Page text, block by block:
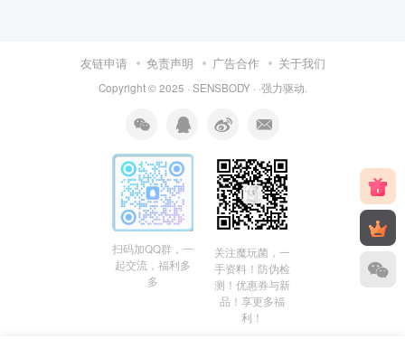
友链申请 免责声明 广告合作 关于我们
Copyright © 2025 · SENSBODY· ·强力驱动.
扫码加QQ群，一
起交流，福利多
多
关注魔玩菌，一
手资料！防伪检
测！优惠券与新
品！享更多福
利！